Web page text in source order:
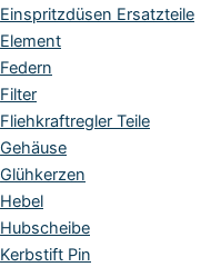
Einspritzdüsen Ersatzteile
Element
Federn
Filter
Fliehkraftregler Teile
Gehäuse
Glühkerzen
Hebel
Hubscheibe
Kerbstift Pin